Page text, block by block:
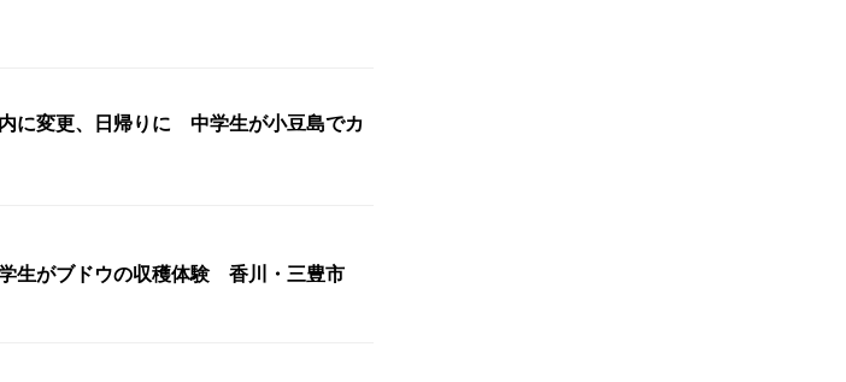
に変更、日帰りに 中学生が小豆島でカ
生がブドウの収穫体験 香川・三豊市